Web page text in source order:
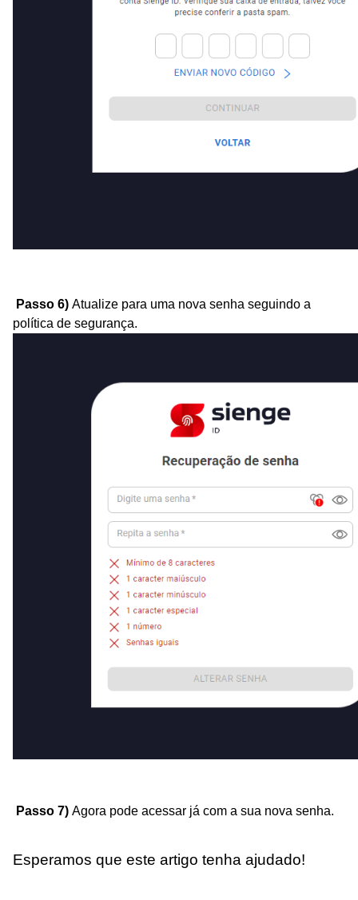
Passo 6) Atualize para uma nova senha seguindo a
política de segurança.
Passo 7) Agora pode acessar já com a sua nova senha.
Esperamos que este artigo tenha ajudado!